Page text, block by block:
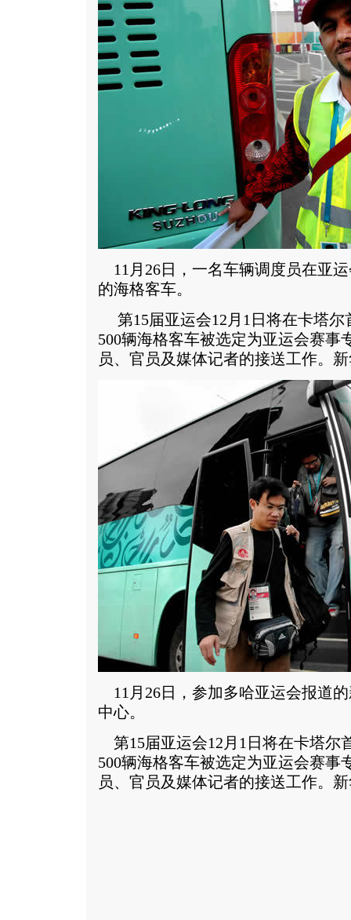
11月26日，一名车辆调度员在亚
的海格客车。
第15届亚运会12月1日将在卡塔尔
500辆海格客车被选定为亚运会赛事
员、官员及媒体记者的接送工作。
11月26日，参加多哈亚运会报道
中心。
第15届亚运会12月1日将在卡塔尔
500辆海格客车被选定为亚运会赛事
员、官员及媒体记者的接送工作。